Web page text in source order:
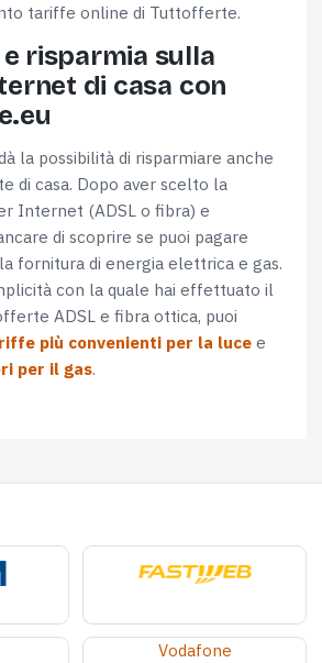
tariffe online di Tuttofferte.
risparmia sulla
di casa con
la possibilità di risparmiare anche
di casa. Dopo aver scelto la
Internet (ADSL o fibra) e
di scoprire se puoi pagare
fornitura di energia elettrica e gas.
con la quale hai effettuato il
ADSL e fibra ottica, puoi
più convenienti per la luce e
per il gas.
Vodafone